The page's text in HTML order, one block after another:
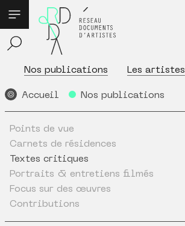
Nos publications Les artistes
Accueil Nos publications
Points de vue
Carnets de résidences
Textes critiques
Portraits & entretiens filmés
Focus sur des œuvres
Contributions